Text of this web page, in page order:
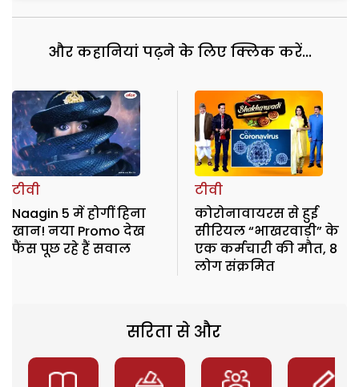
और कहानियां पढ़ने के लिए क्लिक करें...
टीवी
Naagin 5 में होगीं हिना
खान! नया Promo देख
फैंस पूछ रहे हैं सवाल
टीवी
कोरोनावायरस से हुई
सीरियल “भाखरवाड़ी” के
एक कर्मचारी की मौत, 8
लोग संक्रमित
सरिता से और